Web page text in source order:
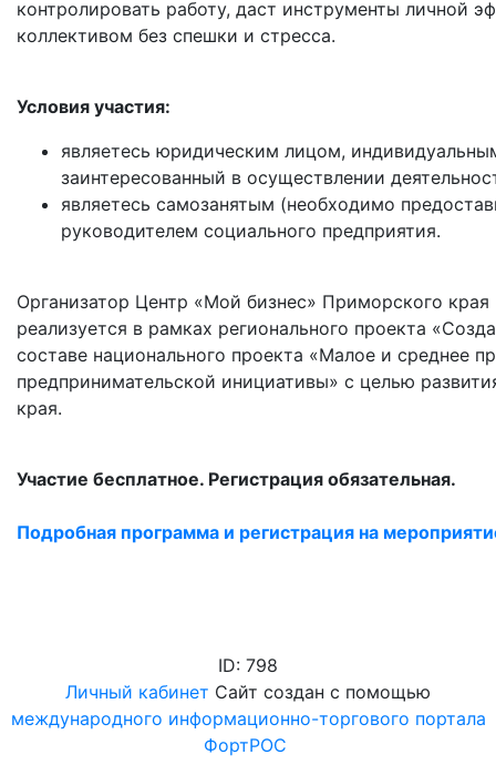
контролировать работу, даст инструменты личной
коллективом без спешки и стресса.
Условия участия:
являетесь юридическим лицом,
заинтересованный в осуществлении
являетесь самозанятым (необходимо
руководителем социального предприятия.
Организатор Центр «Мой бизнес» Приморского
реализуется в рамках регионального проекта
составе национального проекта «Малое и среднее
предпринимательской инициативы» с целью
края.
Участие бесплатное. Регистрация обязательная.
Подробная программа и регистрация на
ID: 798
Личный кабинет Сайт создан с помощью
международного информационно-торгового портала
ФортРОС